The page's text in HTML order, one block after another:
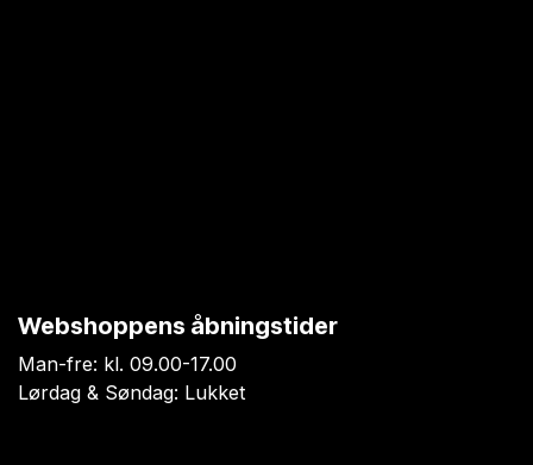
Webshoppens åbningstider
Man-fre: kl. 09.00-17.00
Lørdag & Søndag: Lukket